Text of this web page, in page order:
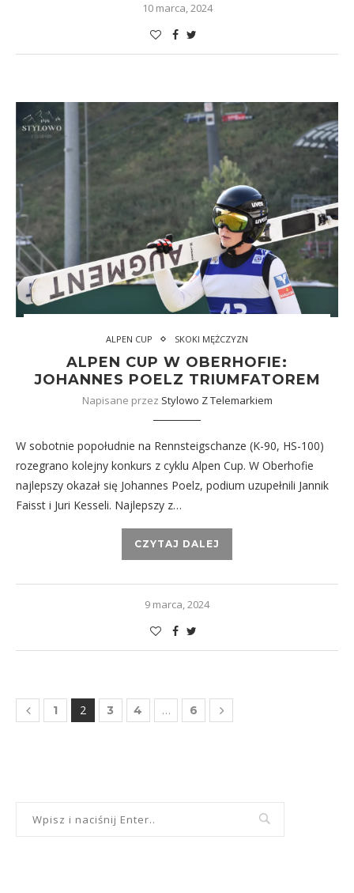
10 marca, 2024
ALPEN CUP SKOKI MĘŻCZYZN
ALPEN CUP W OBERHOFIE:
JOHANNES POELZ TRIUMFATOREM
Napisane przez Stylowo Z Telemarkiem
W sobotnie popołudnie na Rennsteigschanze (K-90, HS-100)
rozegrano kolejny konkurs z cyklu Alpen Cup. W Oberhofie
najlepszy okazał się Johannes Poelz, podium uzupełnili Jannik
Faisst i Juri Kesseli. Najlepszy z…
CZYTAJ DALEJ
9 marca, 2024
1 2 3 4 … 6